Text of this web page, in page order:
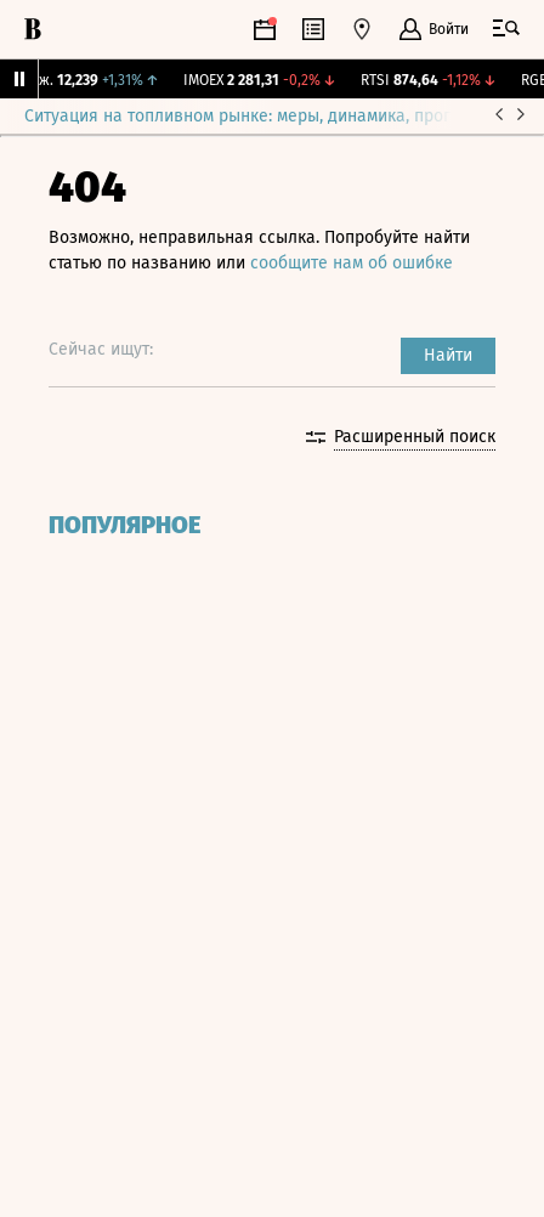
Войти
Бирж. 12,239 +1,31% ↑ IMOEX 2 281,31 -0,2%↓ RTSI 874,64 -1,12%↓ RGBI
Ситуация на топливном рынке: меры, динамика, прогнозы
404
Возможно, неправильная ссылка. Попробуйте найти
статью по названию или сообщите нам об ошибке
Сейчас ищут: Найти
Расширенный поиск
ПОПУЛЯРНОЕ